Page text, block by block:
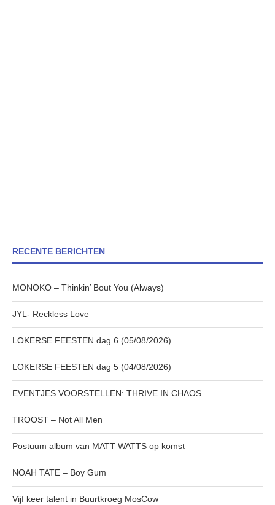
RECENTE BERICHTEN
MONOKO – Thinkin’ Bout You (Always)
JYL- Reckless Love
LOKERSE FEESTEN dag 6 (05/08/2026)
LOKERSE FEESTEN dag 5 (04/08/2026)
EVENTJES VOORSTELLEN: THRIVE IN CHAOS
TROOST – Not All Men
Postuum album van MATT WATTS op komst
NOAH TATE – Boy Gum
Vijf keer talent in Buurtkroeg MosCow